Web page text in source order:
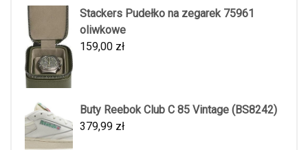
Stackers Pudełko na zegarek 75961
oliwkowe
159,00 zł
Buty Reebok Club C 85 Vintage (BS8242)
379,99 zł